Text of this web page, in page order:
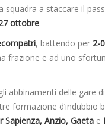
squadra a staccare il
ottobre.
, battendo per 2-0
frazione e ad uno
abbinamenti delle gare
formazione d’indubbio
Sapienza, Anzio, Gaeta e